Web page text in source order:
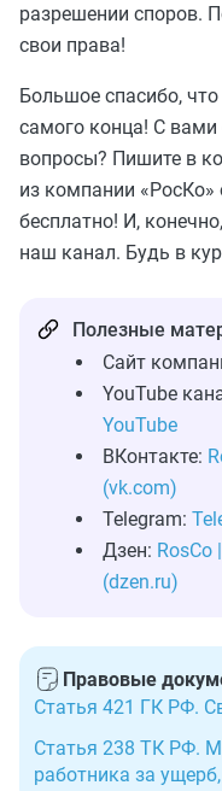
разрешении споров.
свои права!
Большое спасибо,
самого конца! С
вопросы? Пишите в
из компании
бесплатно! И,
наш канал. Будь в
Полезные
Сайт
YouTube
YouTube
ВКонтакте:
(vk.com)
Telegram:
Дзен: RosCo
(dzen.ru)
Правовые
Статья 421 ГК РФ.
Статья 238 ТК РФ.
работника за